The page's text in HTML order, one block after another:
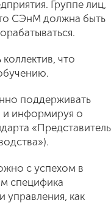
Группе лиц,
СЭнМ должна быть
что
поддерживать
и информируя о
«Представитель
с успехом в
специфика
управления, как